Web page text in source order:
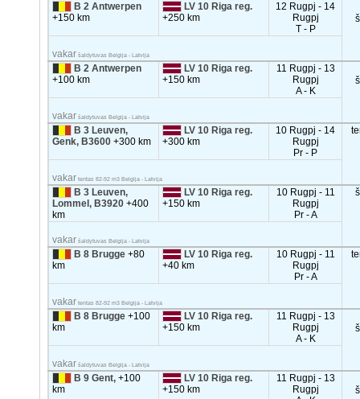
B 2 Antwerpen
+150 km
LV 10 Riga reg.
+250 km
12 Rugpj - 14
Rugpj
T - P
vakar šaldytuvas Belgija - Latvija
B 2 Antwerpen
+100 km
LV 10 Riga reg.
+150 km
11 Rugpj - 13
Rugpj
A - K
vakar šaldytuvas Belgija - Latvija
B 3 Leuven,
Genk, B3600+300 km
LV 10 Riga reg.
+300 km
10 Rugpj - 14
Rugpj
Pr - P
vakar tentas 82-92 m3 Belgija - Latvija
B 3 Leuven,
Lommel, B3920+400
km
LV 10 Riga reg.
+150 km
10 Rugpj - 11
Rugpj
Pr - A
vakar šaldytuvas Belgija - Latvija
B 8 Brugge+80
km
LV 10 Riga reg.
+40 km
10 Rugpj - 11
Rugpj
Pr - A
vakar tentas 82-92 m3 Belgija - Latvija
B 8 Brugge+100
km
LV 10 Riga reg.
+150 km
11 Rugpj - 13
Rugpj
A - K
vakar šaldytuvas Belgija - Latvija
B 9 Gent,+100
km
LV 10 Riga reg.
+150 km
11 Rugpj - 13
Rugpj